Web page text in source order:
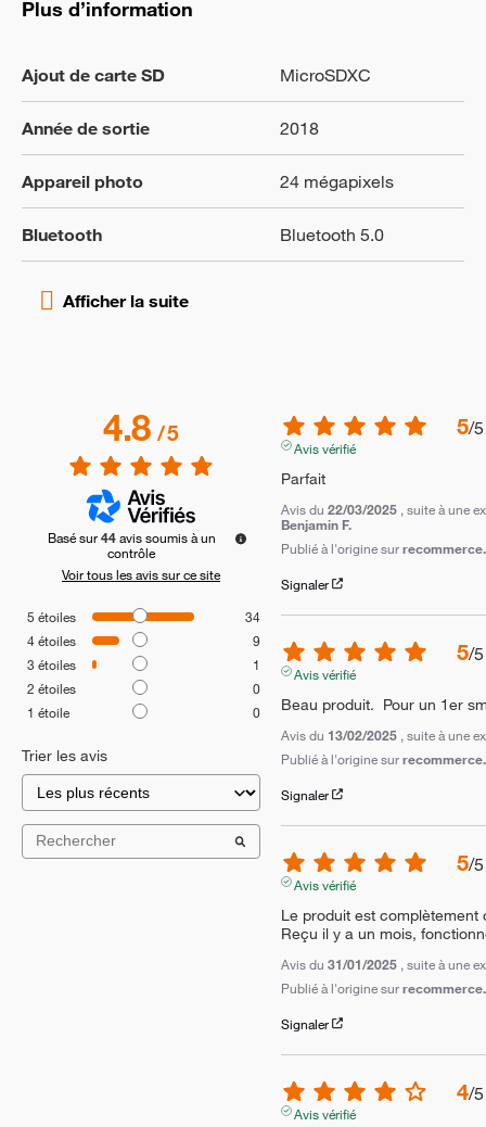
Plus d’information
Ajout de carte SD MicroSDXC
Année de sortie 2018
Appareil photo 24 mégapixels
Bluetooth Bluetooth 5.0
4.8/5
Basé sur44 avis soumis à un
contrôle
Voir tous les avis sur ce site
5 étoiles
34
4étoiles
9
3 étoiles
1
2 étoiles
0
1 étoile 0
Trier les avis
5/5
Avis vérifié
Parfait
Avis du 22/03/2025 , suite à une
Benjamin F.
Publié à l'origine sur
Signaler
5/5
Avis vérifié
Beau produit.  Pour un 1er
Avis du 13/02/2025 , suite à une
Publié à l'origine sur
Signaler
5/5
Avis vérifié
Le produit est
Reçu il y a un mois,
Avis du 31/01/2025 , suite à une
Publié à l'origine sur
Signaler
4/5
Avis vérifié